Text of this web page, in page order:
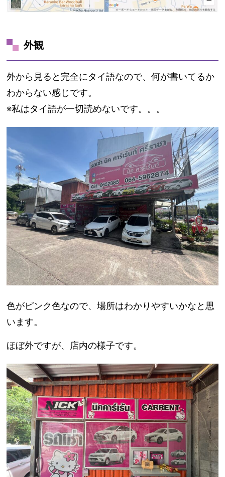
外観
外から見ると完全にタイ語なので、何が書いてるか
わからない感じです。
※私はタイ語が一切読めないです。。。
色がピンク色なので、場所はわかりやすいかなと思
います。
ほぼ外ですが、店内の様子です。